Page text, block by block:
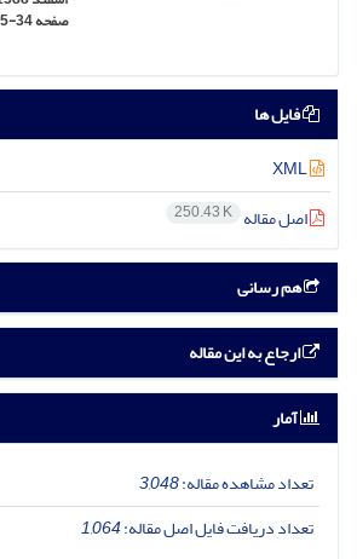
صفحه5-34
فایل ها
اصل مقاله 250.43 K
هم رسانی
ارجاع به این مقاله
آمار
تعداد مشاهده مقاله:3,048
تعداد دریافت فایل اصل مقاله:1,064